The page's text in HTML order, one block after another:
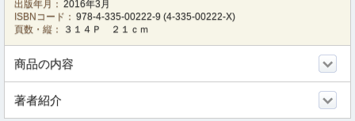
出版年月： 2016年3月
ISBNコード： 978-4-335-00222-9 (4-335-00222-X)
頁数・縦：
３１４Ｐ ２１ｃｍ
商品の内容
著者紹介